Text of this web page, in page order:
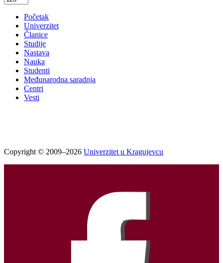
Početak
Univerzitet
Članice
Studije
Nastava
Nauka
Studenti
Međunarodna saradnja
Centri
Vesti
Copyright © 2009–2026 Univerzitet u Kragujevcu